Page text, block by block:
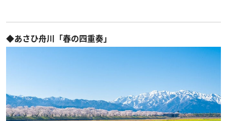
◆あさひ舟川「春の四重奏」